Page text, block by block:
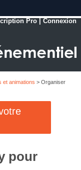
Pro |Connexion
et animations > Organiser
pour